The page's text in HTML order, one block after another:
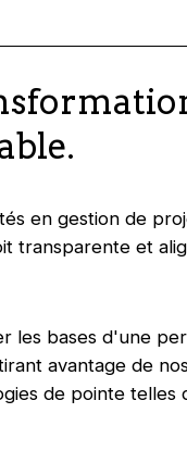
en gestion de
transparente et
les bases d'une
avantage de
de pointe telles